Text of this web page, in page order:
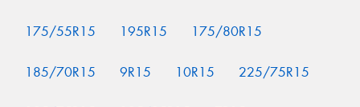
175/55R15 195R15 175/80R15
185/70R15 9R15 10R15 225/75R15